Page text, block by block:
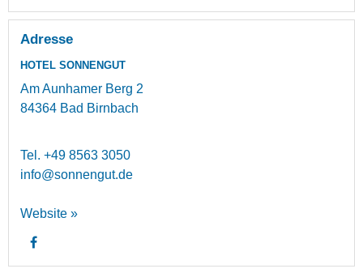
Adresse
HOTEL SONNENGUT
Am Aunhamer Berg 2
84364 Bad Birnbach
Tel. +49 8563 3050
info@sonnengut.de
Website »